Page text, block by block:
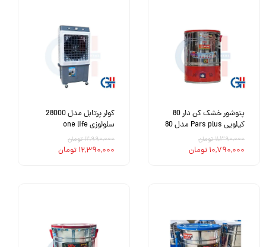
پتوشور خشک کن دار 80
کیلویی Pars plus مدل 80
۱۱,۳۹۰,۰۰۰ تومان
۱۰,۷۹۰,۰۰۰ تومان
کولر پرتابل مدل 28000
سلولوزی one life
۱۲,۹۹۰,۰۰۰ تومان
۱۲,۳۹۰,۰۰۰ تومان